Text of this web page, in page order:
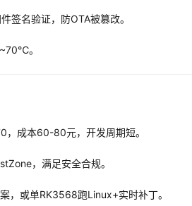
签名验证，防OTA被篡改。
。
成本60-80元，开发周期短。
，满足安全合规。
，或单RK3568跑Linux+实时补丁。